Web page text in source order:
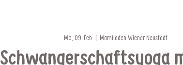
Mo., 09. Feb.
  |
Mamiladen Wiener Neustadt
Schwangerschaftsyoga